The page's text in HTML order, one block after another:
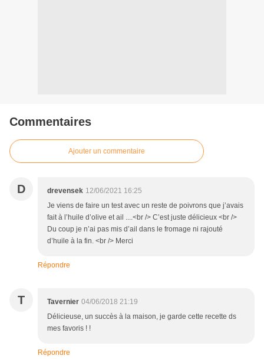
Commentaires
Ajouter un commentaire
D drevensek 12/06/2021 16:25
Je viens de faire un test avec un reste de poivrons que j’avais
fait à l’huile d’olive et ail ....<br /> C’est juste délicieux <br />
Du coup je n’ai pas mis d’ail dans le fromage ni rajouté
d’huile à la fin. <br /> Merci
Répondre
T Tavernier 04/06/2018 21:19
Délicieuse, un succès à la maison, je garde cette recette ds
mes favoris ! !
Répondre